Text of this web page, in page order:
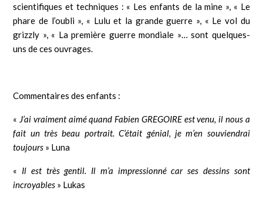
scientifiques et techniques : « Les enfants de la mine », « Le
phare de l’oubli », « Lulu et la grande guerre », « Le vol du
grizzly », « La première guerre mondiale »… sont quelques-
uns de ces ouvrages.
Commentaires des enfants :
« J’ai vraiment aimé quand Fabien GREGOIRE est venu, il nous a
fait un très beau portrait. C’était génial, je m’en souviendrai
toujours » Luna
« Il est très gentil. Il m’a impressionné car ses dessins sont
incroyables » Lukas